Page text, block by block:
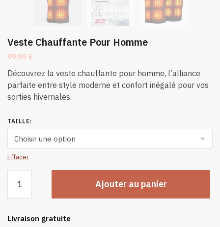
Veste Chauffante Pour Homme
99,99 €
Découvrez la veste chauffante pour homme, l’alliance
parfaite entre style moderne et confort inégalé pour vos
sorties hivernales.
TAILLE:
Effacer
Veste
Pour
Ajouter au panier
Livraison gratuite